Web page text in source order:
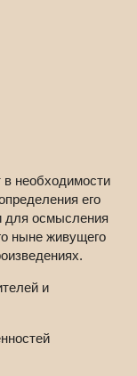
в необходимости
его
для осмысления
ныне живущего
и